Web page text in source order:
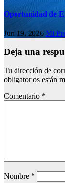
Oportunidad de
Jun 19, 2026 Mi
Deja una
Tu dirección de
obligatorios están
Comentario *
Nombre *